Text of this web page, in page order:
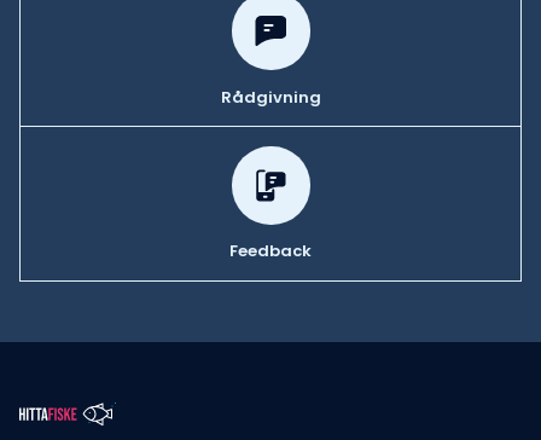
Rådgivning
Feedback